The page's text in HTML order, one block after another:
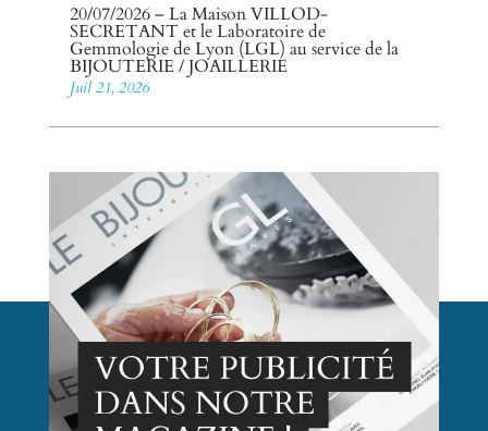
20/07/2026 – La Maison VILLOD-
SECRETANT et le Laboratoire de
Gemmologie de Lyon (LGL) au service de la
BIJOUTERIE / JOAILLERIE
Juil 21, 2026